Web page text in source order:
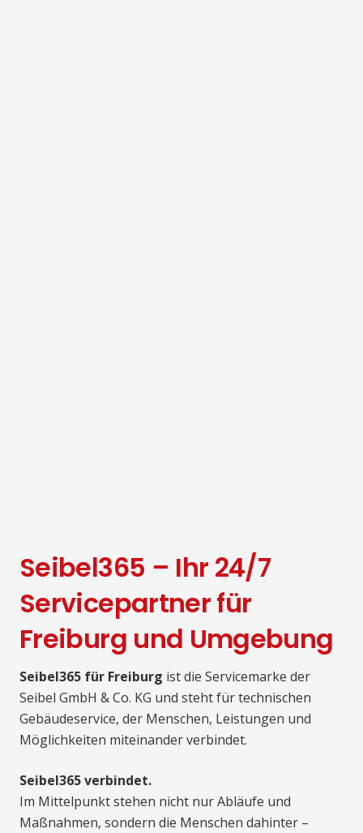
Seibel365 – Ihr 24/7
Servicepartner für
Freiburg und Umgebung
Seibel365 für Freiburg ist die Servicemarke der
Seibel GmbH & Co. KG und steht für technischen
Gebäudeservice, der Menschen, Leistungen und
Möglichkeiten miteinander verbindet.
Seibel365 verbindet.
Im Mittelpunkt stehen nicht nur Abläufe und
Maßnahmen, sondern die Menschen dahinter –